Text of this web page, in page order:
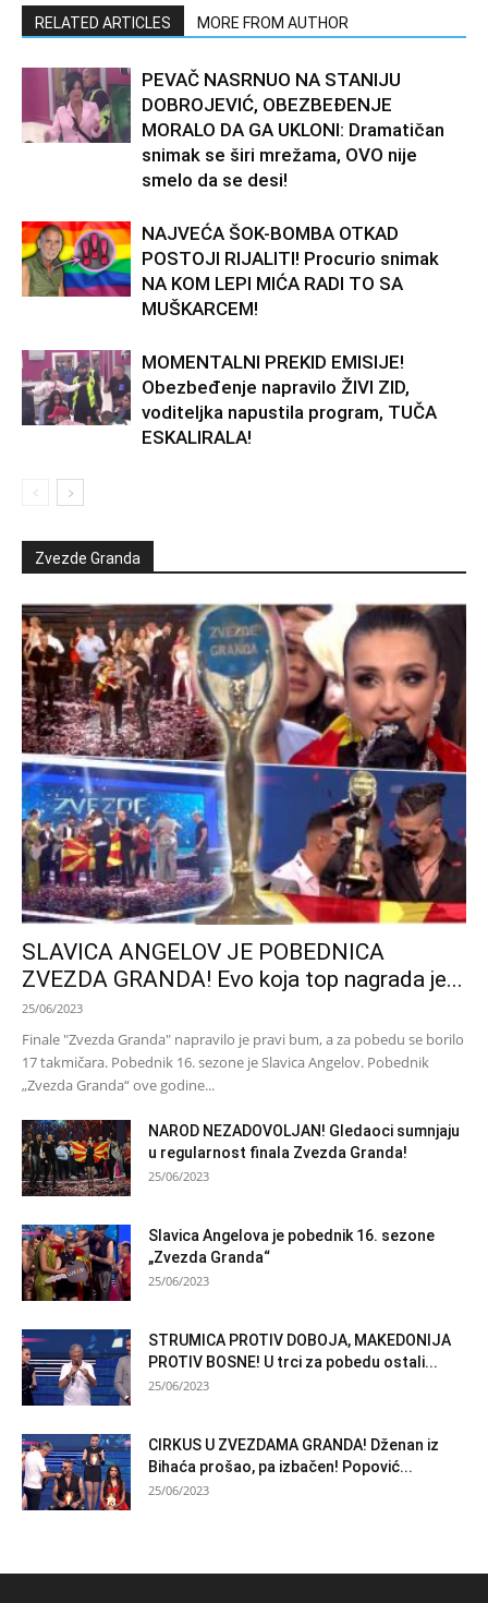
RELATED ARTICLES MORE FROM AUTHOR
PEVAČ NASRNUO NA STANIJU
DOBROJEVIĆ, OBEZBEĐENJE
MORALO DA GA UKLONI: Dramatičan
snimak se širi mrežama, OVO nije
smelo da se desi!
NAJVEĆA ŠOK-BOMBA OTKAD
POSTOJI RIJALITI! Procurio snimak
NA KOM LEPI MIĆA RADI TO SA
MUŠKARCEM!
MOMENTALNI PREKID EMISIJE!
Obezbeđenje napravilo ŽIVI ZID,
voditeljka napustila program, TUČA
ESKALIRALA!
Zvezde Granda
SLAVICA ANGELOV JE POBEDNICA
ZVEZDA GRANDA! Evo koja top nagrada je...
25/06/2023
Finale "Zvezda Granda" napravilo je pravi bum, a za pobedu se borilo
17 takmičara. Pobednik 16. sezone je Slavica Angelov. Pobednik
„Zvezda Granda“ ove godine...
NAROD NEZADOVOLJAN! Gledaoci sumnjaju
u regularnost finala Zvezda Granda!
25/06/2023
Slavica Angelova je pobednik 16. sezone
„Zvezda Granda“
25/06/2023
STRUMICA PROTIV DOBOJA, MAKEDONIJA
PROTIV BOSNE! U trci za pobedu ostali...
25/06/2023
CIRKUS U ZVEZDAMA GRANDA! Dženan iz
Bihaća prošao, pa izbačen! Popović...
25/06/2023